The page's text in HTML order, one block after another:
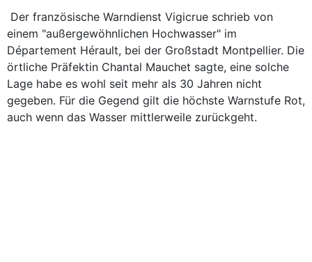
Der französische Warndienst Vigicrue schrieb von
einem "außergewöhnlichen Hochwasser" im
Département Hérault, bei der Großstadt Montpellier. Die
örtliche Präfektin Chantal Mauchet sagte, eine solche
Lage habe es wohl seit mehr als 30 Jahren nicht
gegeben. Für die Gegend gilt die höchste Warnstufe Rot,
auch wenn das Wasser mittlerweile zurückgeht.